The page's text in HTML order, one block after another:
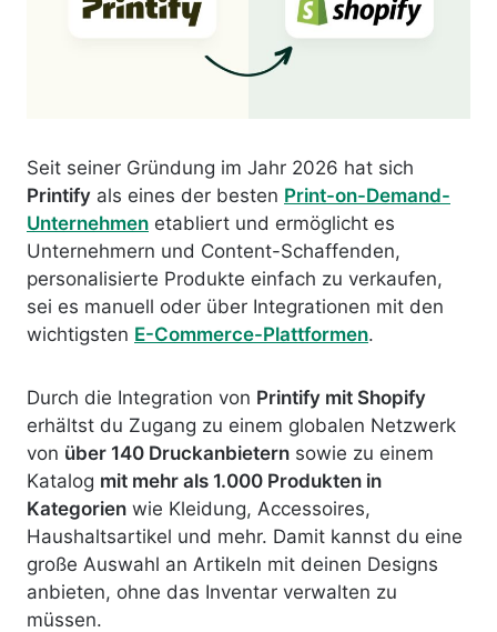
Seit seiner Gründung im Jahr 2026 hat sich
Printify als eines der besten Print-on-Demand-
Unternehmen etabliert und ermöglicht es
Unternehmern und Content-Schaffenden,
personalisierte Produkte einfach zu verkaufen,
sei es manuell oder über Integrationen mit den
wichtigsten E-Commerce-Plattformen.
Durch die Integration von Printify mit Shopify
erhältst du Zugang zu einem globalen Netzwerk
von über 140 Druckanbietern sowie zu einem
Katalog mit mehr als 1.000 Produkten in
Kategorien wie Kleidung, Accessoires,
Haushaltsartikel und mehr. Damit kannst du eine
große Auswahl an Artikeln mit deinen Designs
anbieten, ohne das Inventar verwalten zu
müssen.